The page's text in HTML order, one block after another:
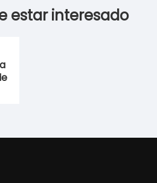
estar interesado